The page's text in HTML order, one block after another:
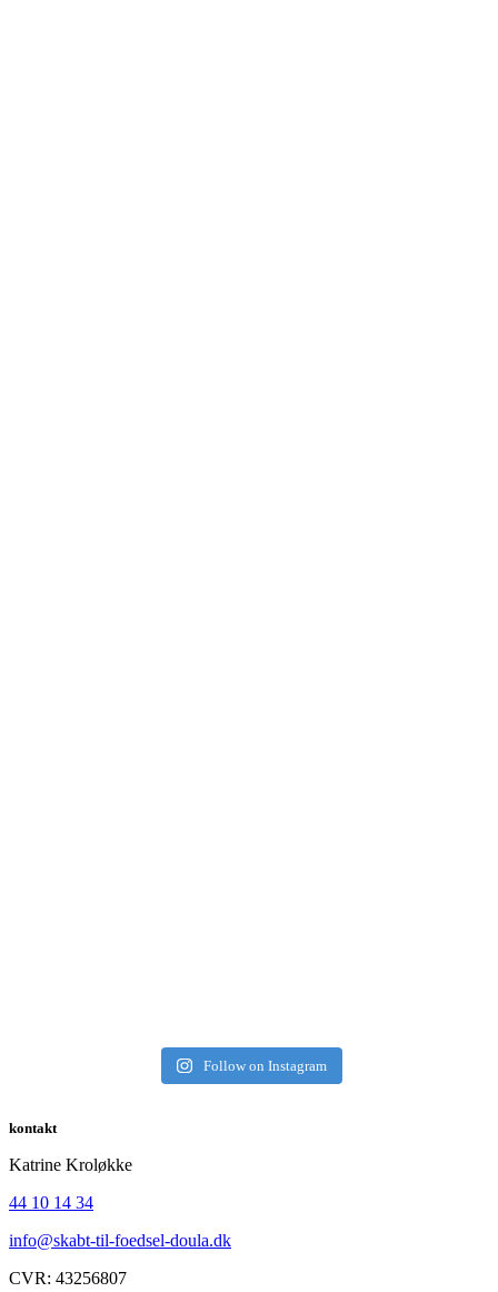
Follow on Instagram
kontakt
Katrine Kroløkke
44 10 14 34
info@skabt-til-foedsel-doula.dk
CVR: 43256807